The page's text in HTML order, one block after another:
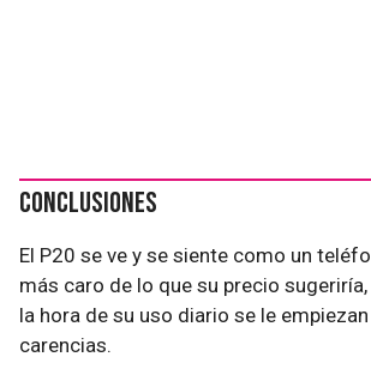
Conclusiones
El P20 se ve y se siente como un
más caro de lo que su precio
la hora de su uso diario se le
carencias.